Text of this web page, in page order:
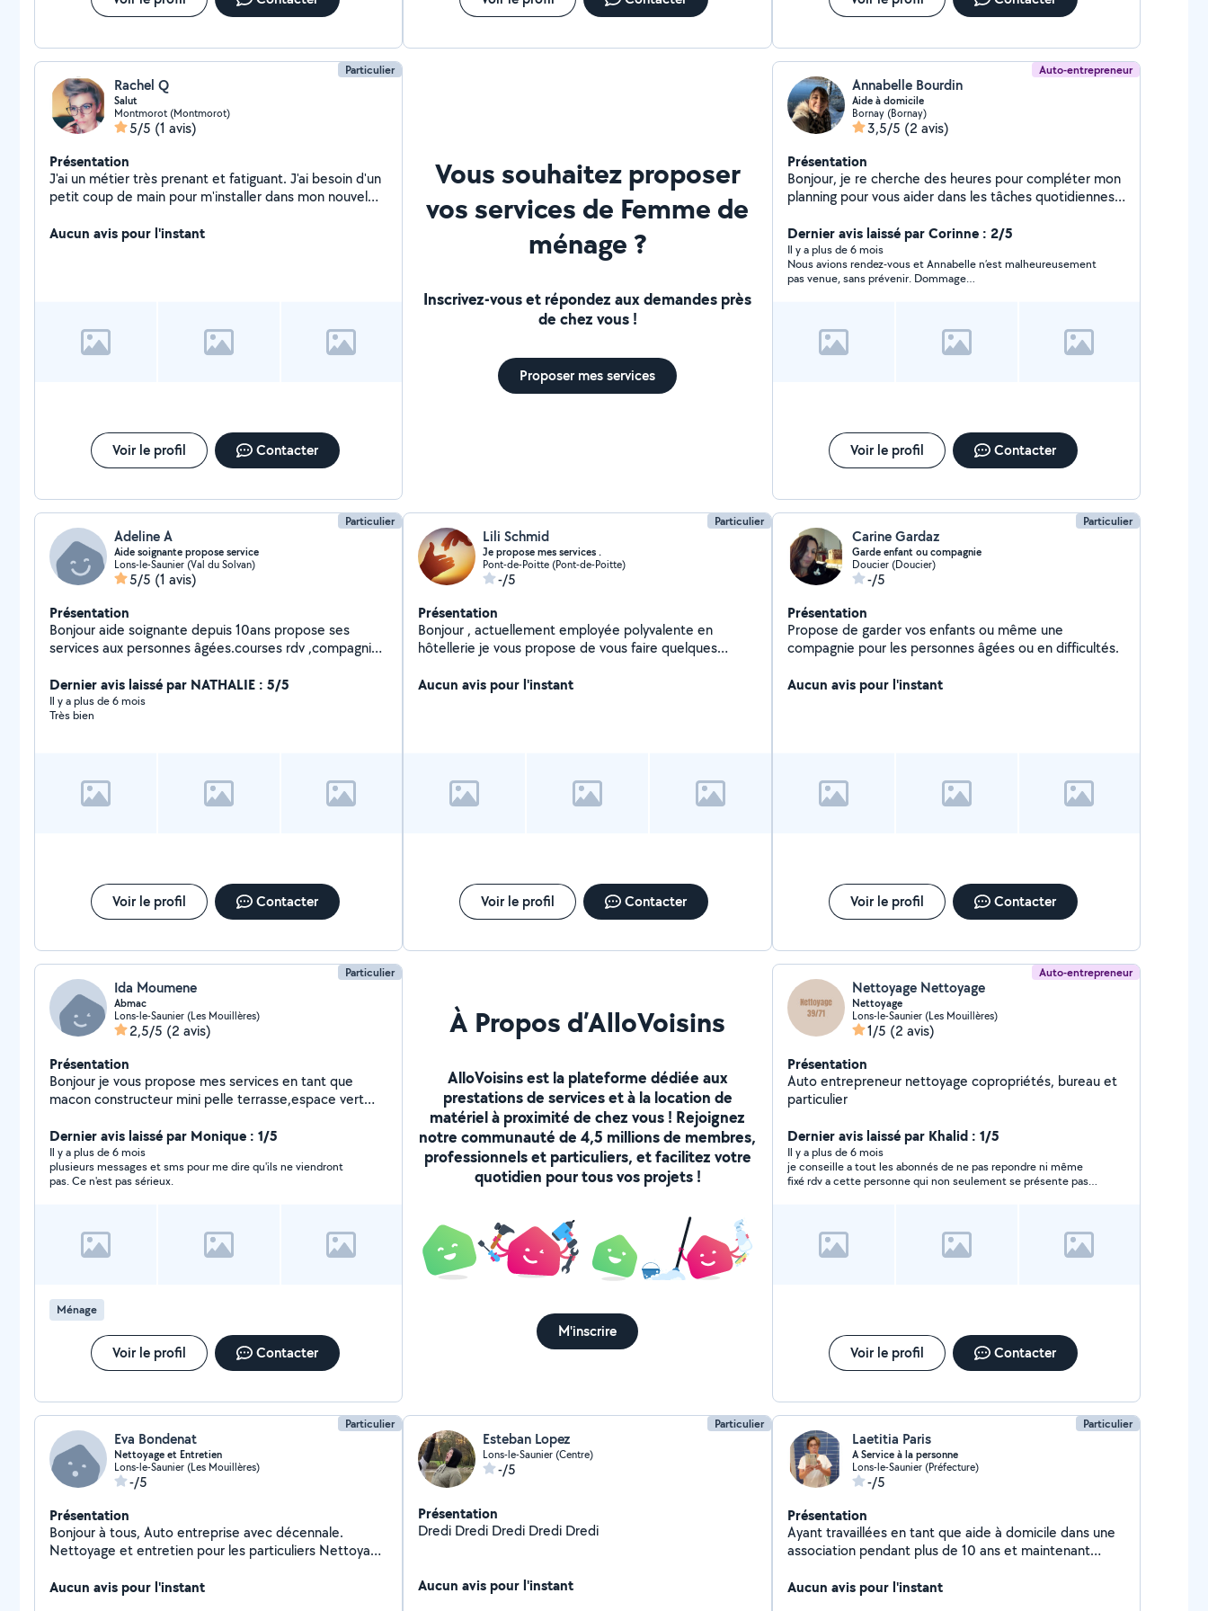
Particulier
Rachel Q
Salut
Montmorot (Montmorot)
5/5 (1 avis)
Présentation
J'ai un métier très prenant et fatiguant. J'ai besoin d'un
petit coup de main pour m'installer dans mon nouvel
Aucun avis pour l'instant
Voir le profil Contacter
Vous souhaitez proposer
vos services de Femme de
ménage ?
Inscrivez-vous et répondez aux demandes près
de chez vous !
Proposer mes services
Auto-entrepreneur
Annabelle Bourdin
Aide à domicile
Bornay (Bornay)
3,5/5 (2 avis)
Présentation
Bonjour, je re cherche des heures pour compléter mon
planning pour vous aider dans les tâches quotidiennes.
Accompagnement Je suis une personne motivé,
discrète et très professionnelle. C'est avec plaisir de
vous aider. Je fait ce métier depuis des années!
Dernier avis laissé par Corinne : 2/5
Il y a plus de 6 mois
Nous avions rendez-vous et Annabelle n’est malheureusement
pas venue, sans prévenir. Dommage…
Voir le profil Contacter
Particulier
Adeline A
Aide soignante propose service
Lons-le-Saunier (Val du Solvan)
5/5 (1 avis)
Présentation
Bonjour aide soignante depuis 10ans propose ses
services aux personnes âgées.courses rdv ,compagnies
Dernier avis laissé par NATHALIE : 5/5
Il y a plus de 6 mois
Très bien
Voir le profil Contacter
Particulier
Lili Schmid
Je propose mes services .
Pont-de-Poitte (Pont-de-Poitte)
-/5
Présentation
Bonjour , actuellement employée polyvalente en
hôtellerie je vous propose de vous faire quelques
garde d' enfants étant moi même maman , tarifs a voir
Aucun avis pour l'instant
Voir le profil Contacter
Particulier
Carine Gardaz
Garde enfant ou compagnie
Doucier (Doucier)
-/5
Présentation
Propose de garder vos enfants ou même une
compagnie pour les personnes âgées ou en difficultés.
Aucun avis pour l'instant
Voir le profil Contacter
Particulier
Ida Moumene
Abmac
Lons-le-Saunier (Les Mouillères)
2,5/5 (2 avis)
Présentation
Bonjour je vous propose mes services en tant que
macon constructeur mini pelle terrasse,espace vert
rapide et trés expérimenté .
Dernier avis laissé par Monique : 1/5
Il y a plus de 6 mois
plusieurs messages et sms pour me dire qu'ils ne viendront
pas. Ce n'est pas sérieux.
Ménage
Voir le profil Contacter
À Propos d’AlloVoisins
AlloVoisins est la plateforme dédiée aux
prestations de services et à la location de
matériel à proximité de chez vous ! Rejoignez
notre communauté de 4,5 millions de membres,
professionnels et particuliers, et facilitez votre
quotidien pour tous vos projets !
M'inscrire
Auto-entrepreneur
Nettoyage Nettoyage
Nettoyage
Lons-le-Saunier (Les Mouillères)
1/5 (2 avis)
Présentation
Auto entrepreneur nettoyage copropriétés, bureau et
particulier
Dernier avis laissé par Khalid : 1/5
Il y a plus de 6 mois
je conseille a tout les abonnés de ne pas repondre ni même
fixé rdv a cette personne qui non seulement se présente pas
Voir le profil Contacter
Particulier
Eva Bondenat
Nettoyage et Entretien
Lons-le-Saunier (Les Mouillères)
-/5
Présentation
Bonjour à tous, Auto entreprise avec décennale.
Nettoyage et entretien pour les particuliers Nettoyage
occasionnel : déménagement / petit travaux ect.
Aucun avis pour l'instant
Particulier
Esteban Lopez
Lons-le-Saunier (Centre)
-/5
Présentation
Dredi Dredi Dredi Dredi Dredi
Aucun avis pour l'instant
Particulier
Laetitia Paris
A Service à la personne
Lons-le-Saunier (Préfecture)
-/5
Présentation
Ayant travaillées en tant que aide à domicile dans une
association pendant plus de 10 ans et maintenant
ménage et d'aide à la personne sur Lons le Saunier
Aucun avis pour l'instant